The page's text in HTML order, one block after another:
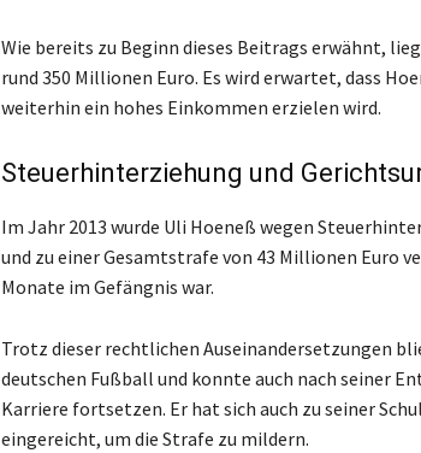
Wie bereits zu Beginn dieses Beitrags erwähnt,
rund 350 Millionen Euro. Es wird erwartet, dass
weiterhin ein hohes Einkommen erzielen wird.
Steuerhinterziehung und
Im Jahr 2013 wurde Uli Hoeneß wegen
und zu einer Gesamtstrafe von 43 Millionen Euro
Monate im Gefängnis war.
Trotz dieser rechtlichen Auseinandersetzungen
deutschen Fußball und konnte auch nach seiner
Karriere fortsetzen. Er hat sich auch zu seiner
eingereicht, um die Strafe zu mildern.